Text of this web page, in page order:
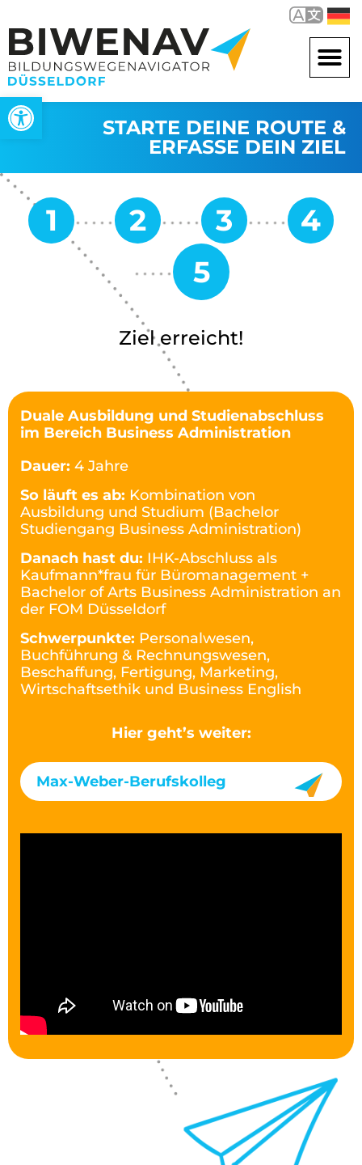
Open toolbar
STARTE DEINE ROUTE &
ERFASSE DEIN ZIEL
Ziel erreicht!
Duale Ausbildung und Studienabschluss
im Bereich Business Administration
Dauer: 4 Jahre
So läuft es ab: Kombination von
Ausbildung und Studium (Bachelor
Studiengang Business Administration)
Danach hast du: IHK-Abschluss als
Kaufmann*frau für Büromanagement +
Bachelor of Arts Business Administration an
der FOM Düsseldorf
Schwerpunkte: Personalwesen,
Buchführung & Rechnungswesen,
Beschaffung, Fertigung, Marketing,
Wirtschaftsethik und Business English
Hier geht’s weiter:
Max-Weber-Berufskolleg